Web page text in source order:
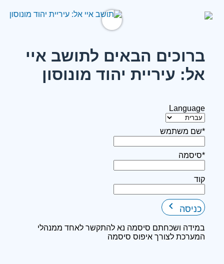
ברוכים הבאים לתושב איי
אל: עיריית יהוד מונוסון
Language
*שם משתמש
*סיסמה
קוד
כניסה keyboard_arrow_right
במידה ושכחתם סיסמה נא להתקשר לאחד ממנהלי
המערכת לצורך איפוס סיסמה